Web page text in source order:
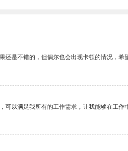
还是不错的，但偶尔也会出现卡顿的情况，希
可以满足我所有的工作需求，让我能够在工作